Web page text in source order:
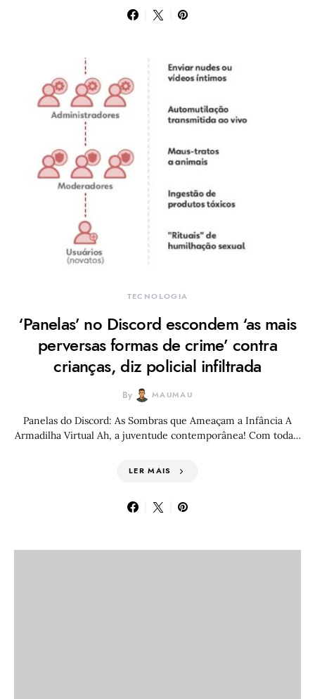
TECNOLOGIA
‘Panelas’ no Discord escondem ‘as mais
perversas formas de crime’ contra
crianças, diz policial infiltrada
By MAUMAU
Panelas do Discord: As Sombras que Ameaçam a Infância A
Armadilha Virtual Ah, a juventude contemporânea! Com toda…
LER MAIS